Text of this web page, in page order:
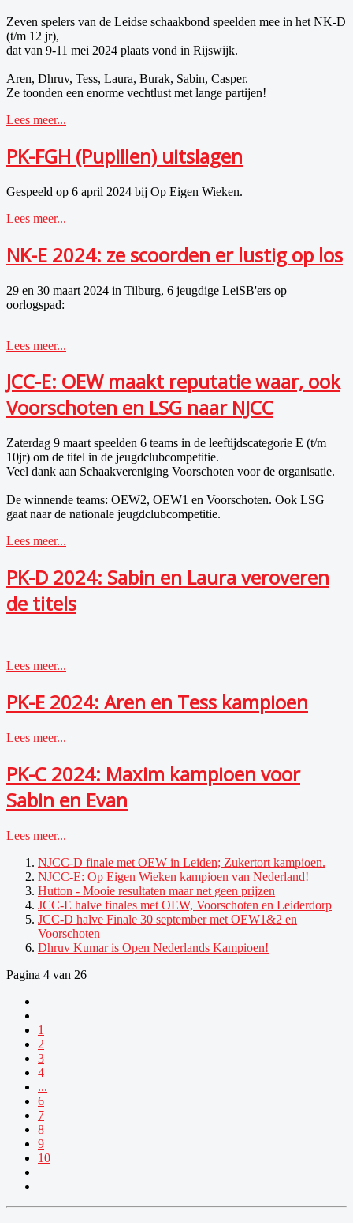
Zeven spelers van de Leidse schaakbond speelden mee in het NK-D
(t/m 12 jr),
dat van 9-11 mei 2024 plaats vond in Rijswijk.
Aren, Dhruv, Tess, Laura, Burak, Sabin, Casper.
Ze toonden een enorme vechtlust met lange partijen!
Lees meer...
PK-FGH (Pupillen) uitslagen
Gespeeld op 6 april 2024 bij Op Eigen Wieken.
Lees meer...
NK-E 2024: ze scoorden er lustig op los
29 en 30 maart 2024 in Tilburg, 6 jeugdige LeiSB'ers op
oorlogspad:
Lees meer...
JCC-E: OEW maakt reputatie waar, ook
Voorschoten en LSG naar NJCC
Zaterdag 9 maart speelden 6 teams in de leeftijdscategorie E (t/m
10jr) om de titel in de jeugdclubcompetitie.
Veel dank aan Schaakvereniging Voorschoten voor de organisatie.
De winnende teams: OEW2, OEW1 en Voorschoten. Ook LSG
gaat naar de nationale jeugdclubcompetitie.
Lees meer...
PK-D 2024: Sabin en Laura veroveren
de titels
Lees meer...
PK-E 2024: Aren en Tess kampioen
Lees meer...
PK-C 2024: Maxim kampioen voor
Sabin en Evan
Lees meer...
NJCC-D finale met OEW in Leiden; Zukertort kampioen.
NJCC-E: Op Eigen Wieken kampioen van Nederland!
Hutton - Mooie resultaten maar net geen prijzen
JCC-E halve finales met OEW, Voorschoten en Leiderdorp
JCC-D halve Finale 30 september met OEW1&2 en
Voorschoten
Dhruv Kumar is Open Nederlands Kampioen!
Pagina 4 van 26
1
2
3
4
...
6
7
8
9
10